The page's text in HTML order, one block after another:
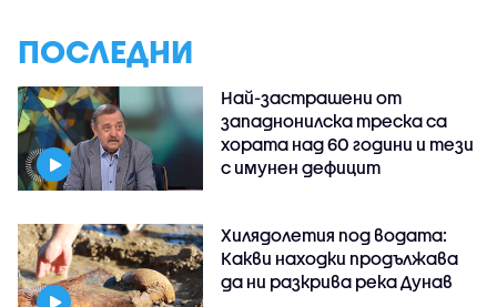
ПОСЛЕДНИ
Най-застрашени от
западнонилска треска са
хората над 60 години и тези
с имунен дефицит
Хилядолетия под водата:
Какви находки продължава
да ни разкрива река Дунав